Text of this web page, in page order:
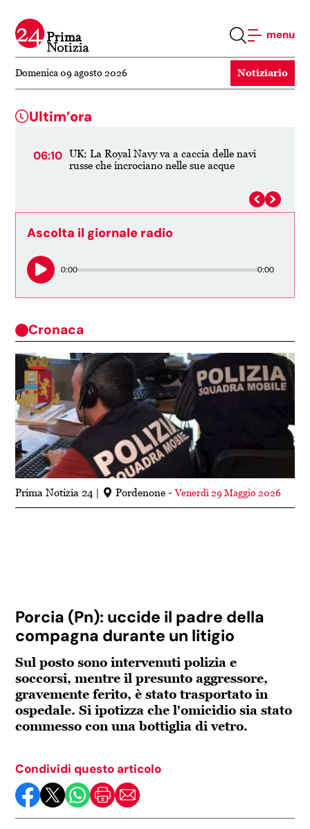
menu
Domenica 09 agosto 2026 Notiziario
Ultim’ora
19:55
Il "duopolio" del piatto: perché la spesa costa
così cara in Australia e gli articoli per la casa
Ascolta il giornale radio
0:00 0:00
Cronaca
Prima Notizia 24 Pordenone -Venerdì 29 Maggio 2026
Porcia (Pn): uccide il padre della
compagna durante un litigio
Sul posto sono intervenuti polizia e
soccorsi, mentre il presunto aggressore,
gravemente ferito, è stato trasportato in
ospedale. Si ipotizza che l'omicidio sia stato
commesso con una bottiglia di vetro.
Condividi questo articolo